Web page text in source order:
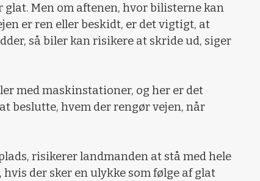
glat. Men om aftenen, hvor bilisterne kan
er ren eller beskidt, er det vigtigt, at
så biler kan risikere at skride ud, siger
med maskinstationer, og her er det
beslutte, hvem der rengør vejen, når
risikerer landmanden at stå med hele
der sker en ulykke som følge af glat